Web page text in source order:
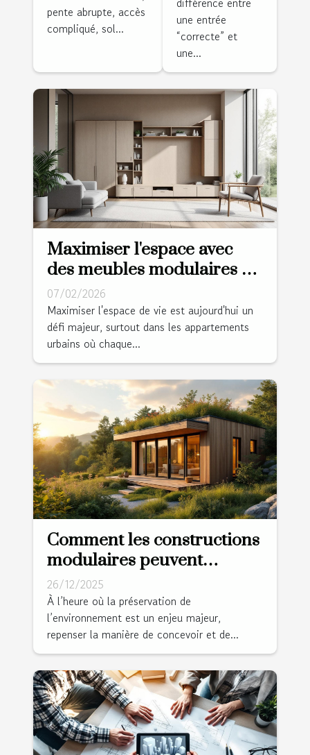
pente abrupte, accès
compliqué, sol...
villa sur la
côte ?
une entrée
“correcte” et
une...
Maximiser l'espace avec
des meubles modulaires et
multifonctions
07/02/2026
Maximiser l'espace de vie est aujourd'hui un
défi majeur, surtout dans les appartements
urbains où chaque...
Comment les constructions
modulaires peuvent
révolutionner l'habitat
durable ?
26/12/2025
À l’heure où la préservation de
l’environnement est un enjeu majeur,
repenser la manière de concevoir et de...